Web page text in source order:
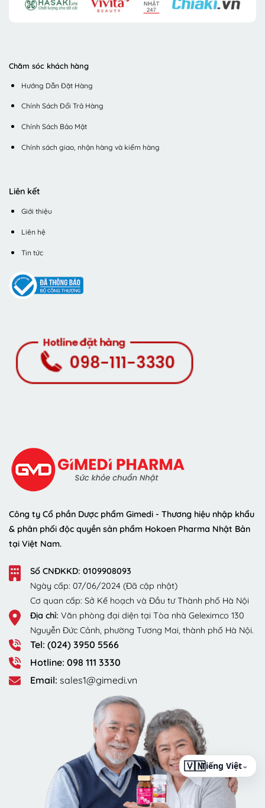
Chăm sóc khách hàng
Hướng Dẫn Đặt Hàng
Chính Sách Đổi Trả Hàng
Chính Sách Bảo Mật
Chính sách giao, nhận hàng và kiểm hàng
Liên kết
Giới thiệu
Liên hệ
Tin tức
Công ty Cổ phần Dược phẩm Gimedi - Thương hiệu nhập khẩu
& phân phối độc quyền sản phẩm Hokoen Pharma Nhật Bản
tại Việt Nam.
Số CNĐKKD: 0109908093
Ngày cấp: 07/06/2024 (Đã cập nhật)
Cơ quan cấp: Sở Kế hoạch và Đầu tư Thành phố Hà Nội
Địa chỉ: Văn phòng đại diện tại Tòa nhà Geleximco 130
Nguyễn Đức Cảnh, phường Tương Mai, thành phố Hà Nội.
Tel: (024) 3950 5566
Hotline: 098 111 3330
Email: sales1@gimedi.vn
⌄